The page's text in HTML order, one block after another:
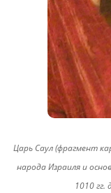
Царь Саул (фрагмент
народа Израиля и
1010 гг.